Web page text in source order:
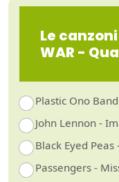
Le
WAR -
Plastic Ono
John Lennon -
Black Eyed
Passengers -